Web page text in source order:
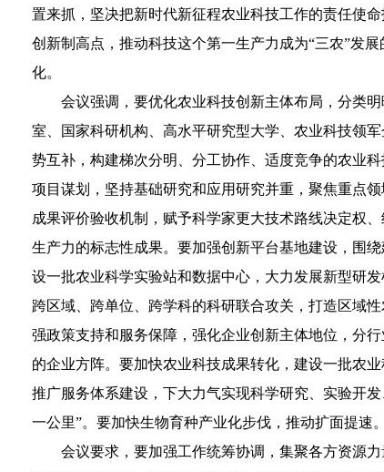
置来抓，坚决把新时代新征程农业科技工作的责任使
创新制高点，推动科技这个第一生产力成为“三农”发
化。
会议强调，要优化农业科技创新主体布局，分类明
室、国家科研机构、高水平研究型大学、农业科技领
势互补，构建梯次分明、分工协作、适度竞争的农业
项目谋划，坚持基础研究和应用研究并重，聚焦重点
成果评价验收机制，赋予科学家更大技术路线决定权
生产力的标志性成果。要加强创新平台基地建设，围
设一批农业科学实验站和数据中心，大力发展新型研
跨区域、跨单位、跨学科的科研联合攻关，打造区域
强政策支持和服务保障，强化企业创新主体地位，分
的企业方阵。要加快农业科技成果转化，建设一批农
推广服务体系建设，下大力气实现科学研究、实验开
一公里”。要加快生物育种产业化步伐，推动扩面提速。
会议要求，要加强工作统筹协调，集聚各方资源力